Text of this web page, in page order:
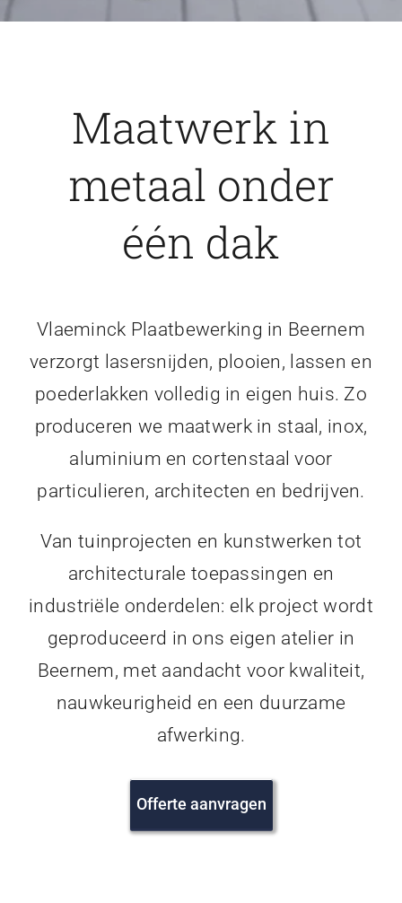
Maatwerk in
metaal onder
één dak
Vlaeminck Plaatbewerking in Beernem
verzorgt lasersnijden, plooien, lassen en
poederlakken volledig in eigen huis. Zo
produceren we maatwerk in staal, inox,
aluminium en cortenstaal voor
particulieren, architecten en bedrijven.
Van tuinprojecten en kunstwerken tot
architecturale toepassingen en
industriële onderdelen: elk project wordt
geproduceerd in ons eigen atelier in
Beernem, met aandacht voor kwaliteit,
nauwkeurigheid en een duurzame
afwerking.
Offerte aanvragen